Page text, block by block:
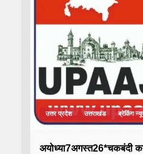
उत्तर प्रदेश उत्तराखंड ब्रेकिंग
अयोध्या7अगस्त26*चकबंदी